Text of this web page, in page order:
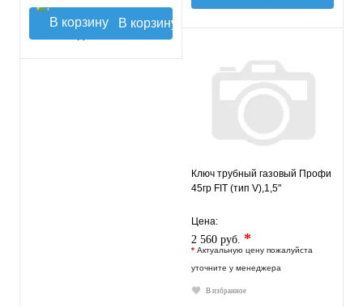
В корзину
Ключ трубный газовый Профи
45гр FIT (тип V),1,5"
Цена:
2 560 руб. *
* Актуальную цену пожалуйста
уточните у менеджера
В избранное